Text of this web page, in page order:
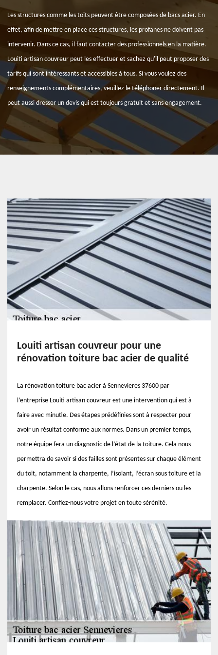
Les structures comme les toits peuvent être composées de bacs acier. En
effet, afin de mettre en place ces structures, les profanes ne doivent pas
intervenir. Dans ce cas, il faut contacter des professionnels en la matière.
Louiti artisan couvreur peut les effectuer et sachez qu'il peut proposer des
tarifs qui sont intéressants et accessibles à tous. Si vous voulez des
renseignements complémentaires, veuillez le téléphoner directement. Il
peut aussi dresser un devis qui est toujours gratuit et sans engagement.
Louiti artisan couvreur pour une
rénovation toiture bac acier de qualité
La rénovation toiture bac acier à Sennevieres 37600 par
l’entreprise Louiti artisan couvreur est une intervention qui est à
faire avec minutie. Des étapes prédéfinies sont à respecter pour
avoir un résultat conforme aux normes. Dans un premier temps,
notre équipe fera un diagnostic de l’état de la toiture. Cela nous
permettra de savoir si des failles sont présentes sur chaque élément
du toit, notamment la charpente, l’isolant, l’écran sous toiture et la
charpente. Selon le cas, nous allons renforcer ces derniers ou les
remplacer. Confiez-nous votre projet en toute sérénité.